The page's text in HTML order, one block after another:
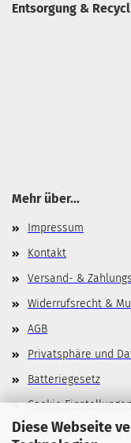
Diese Webseite
Entsorgung &
Mehr über...
Impressum
Kontakt
Versand- &
Widerrufsrecht &
AGB
Privatsphäre und
Batteriegesetz
Cookie